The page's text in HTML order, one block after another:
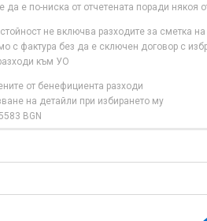
е по-ниска от отчетената поради някоя
не включва разходите за сметка
с фактура без да е сключен договор с
към УО
от бенефициента разходи
на детайли при избирането му
BGN